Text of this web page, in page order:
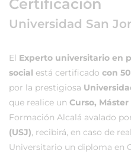
Certificación
Universidad San
El Experto universitario en
social está certificado con
por la prestigiosa
que realice un Curso,
Formación Alcalá avalado
(USJ), recibirá, en caso de
Universitario un diploma en